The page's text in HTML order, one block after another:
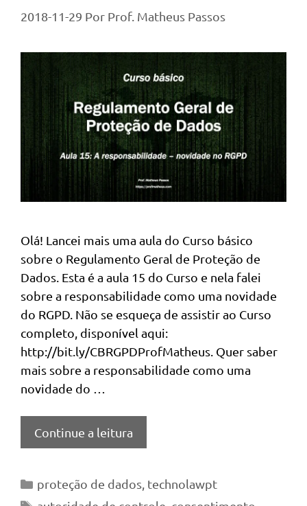
2018-11-29 Por Prof. Matheus Passos
Olá! Lancei mais uma aula do Curso básico
sobre o Regulamento Geral de Proteção de
Dados. Esta é a aula 15 do Curso e nela falei
sobre a responsabilidade como uma novidade
do RGPD. Não se esqueça de assistir ao Curso
completo, disponível aqui:
http://bit.ly/CBRGPDProfMatheus. Quer saber
mais sobre a responsabilidade como uma
novidade do …
Continue a leitura
Categorias
proteção de dados, technolawpt